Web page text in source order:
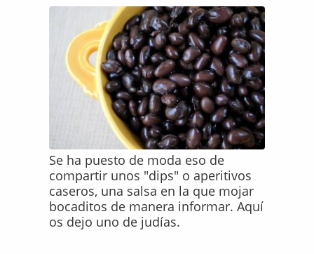
Se ha puesto de moda eso de
compartir unos "dips" o aperitivos
caseros, una salsa en la que mojar
bocaditos de manera informar. Aquí
os dejo uno de judías.